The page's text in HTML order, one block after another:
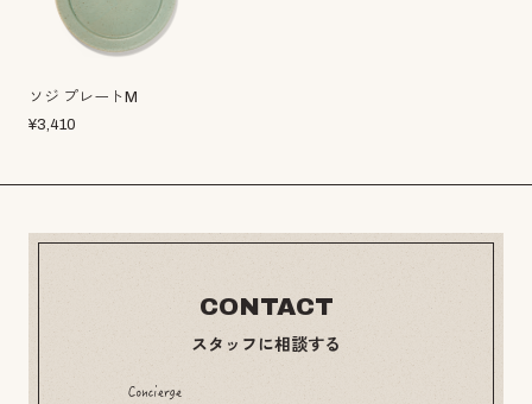
ソジ プレートM
¥3,410
CONTACT
スタッフに相談する